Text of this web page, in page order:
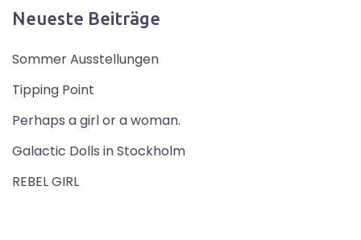
Neueste Beiträge
Sommer Ausstellungen
Tipping Point
Perhaps a girl or a woman.
Galactic Dolls in Stockholm
REBEL GIRL